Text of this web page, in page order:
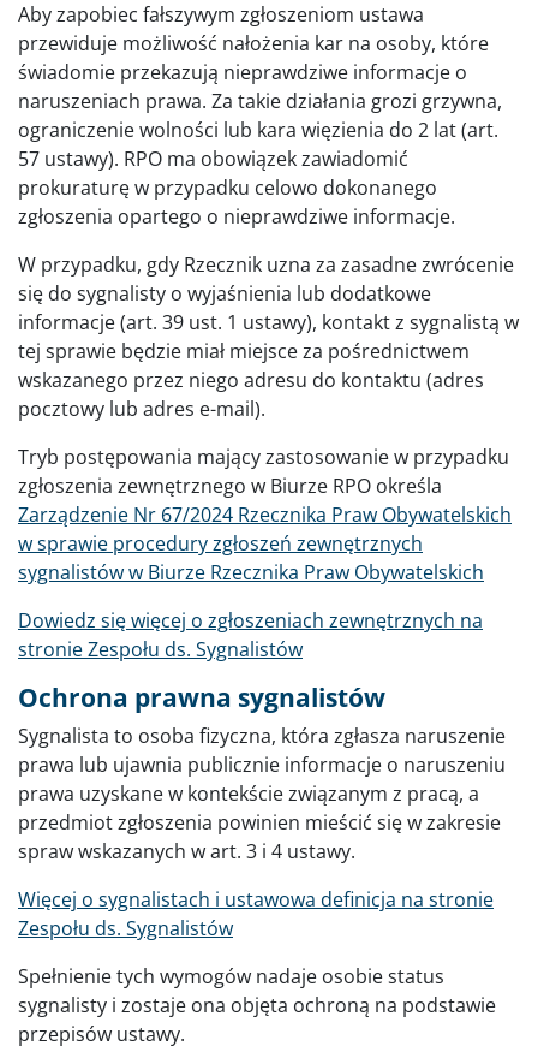
Aby zapobiec fałszywym zgłoszeniom ustawa
przewiduje możliwość nałożenia kar na osoby, które
świadomie przekazują nieprawdziwe informacje o
naruszeniach prawa. Za takie działania grozi grzywna,
ograniczenie wolności lub kara więzienia do 2 lat (art.
57 ustawy). RPO ma obowiązek zawiadomić
prokuraturę w przypadku celowo dokonanego
zgłoszenia opartego o nieprawdziwe informacje.
W przypadku, gdy Rzecznik uzna za zasadne zwrócenie
się do sygnalisty o wyjaśnienia lub dodatkowe
informacje (art. 39 ust. 1 ustawy), kontakt z sygnalistą w
tej sprawie będzie miał miejsce za pośrednictwem
wskazanego przez niego adresu do kontaktu (adres
pocztowy lub adres e-mail).
Tryb postępowania mający zastosowanie w przypadku
zgłoszenia zewnętrznego w Biurze RPO określa
Zarządzenie Nr 67/2024 Rzecznika Praw Obywatelskich
w sprawie procedury zgłoszeń zewnętrznych
sygnalistów w Biurze Rzecznika Praw Obywatelskich
Dowiedz się więcej o zgłoszeniach zewnętrznych na
stronie Zespołu ds. Sygnalistów
Ochrona prawna sygnalistów
Sygnalista to osoba fizyczna, która zgłasza naruszenie
prawa lub ujawnia publicznie informacje o naruszeniu
prawa uzyskane w kontekście związanym z pracą, a
przedmiot zgłoszenia powinien mieścić się w zakresie
spraw wskazanych w art. 3 i 4 ustawy.
Więcej o sygnalistach i ustawowa definicja na stronie
Zespołu ds. Sygnalistów
Spełnienie tych wymogów nadaje osobie status
sygnalisty i zostaje ona objęta ochroną na podstawie
przepisów ustawy.